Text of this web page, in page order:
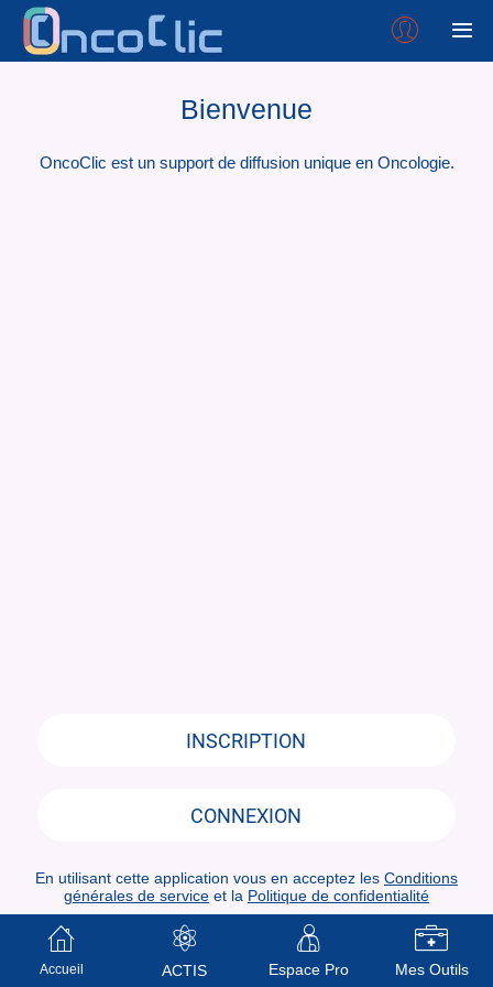
Bienvenue
OncoClic est un support de diffusion unique en Oncologie.
INSCRIPTION
CONNEXION
En utilisant cette application vous en acceptez les Conditions
générales de service et la Politique de confidentialité
Accueil ACTIS Espace Pro Mes Outils